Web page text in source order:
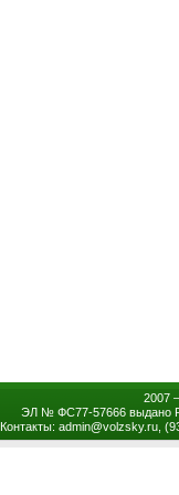
2007
ЭЛ № ФС77-57666 выдано
Контакты: admin@volzsky.ru,